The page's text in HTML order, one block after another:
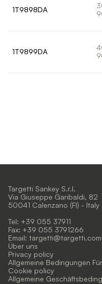
1T9898DA
1T9899DA
Targetti Sankey S.r.l.
Via Giuseppe Garibaldi, 82
50041 Calenzano (FI) - Italy
Tel: +39 055 37911
Fax: +39 055 3791266
Email: targetti@targetti.com
Über uns
Privacy policy
Allgemeine Bedingungen
Cookie policy
Allgemeine